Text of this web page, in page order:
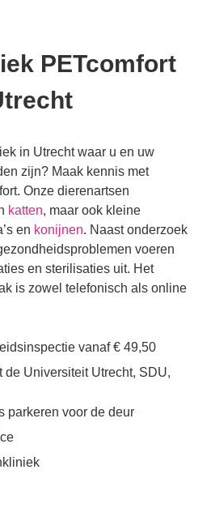
PETcomfort
in Utrecht waar u en uw
zijn? Maak kennis met
Onze dierenartsen
katten, maar ook kleine
en konijnen. Naast onderzoek
voeren
en sterilisaties uit. Het
is zowel telefonisch als online
vanaf € 49,50
de Universiteit Utrecht, SDU,
parkeren voor de deur